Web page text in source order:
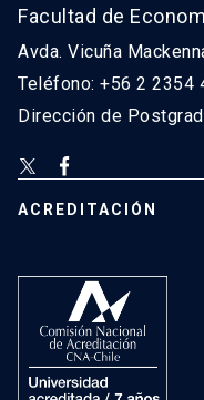
Facultad de
Avda. Vicuña
Teléfono: +56 2 2354
Dirección de
ACREDITACIÓN